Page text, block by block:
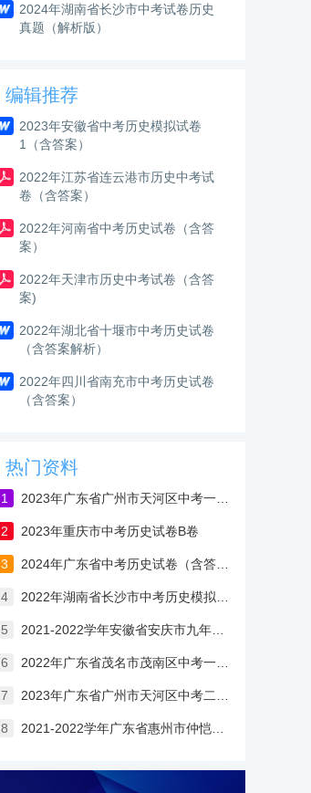
2024年湖南省长沙市中考试卷历史
真题（解析版）
编辑推荐
2023年安徽省中考历史模拟试卷
1（含答案）
2022年江苏省连云港市历史中考试
卷（含答案）
2022年河南省中考历史试卷（含答
案）
2022年天津市历史中考试卷（含答
案)
2022年湖北省十堰市中考历史试卷
（含答案解析）
2022年四川省南充市中考历史试卷
（含答案）
热门资料
1 2023年广东省广州市天河区中考一模历史试卷
2 2023年重庆市中考历史试卷B卷
3 2024年广东省中考历史试卷（含答案与解析）
4
5 2021-2022学年安徽省安庆市九年级上学期期中考试历史试卷（含答案与解析）
6 2022年广东省茂名市茂南区中考一模历史试卷（含答案与解析）
7
8 2021-2022学年广东省惠州市仲恺高新区八年级下学期期末考试历史试卷（含答案解析）